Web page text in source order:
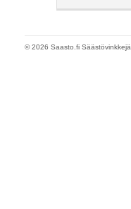
© 2026 Saasto.fi Säästövinkkejä